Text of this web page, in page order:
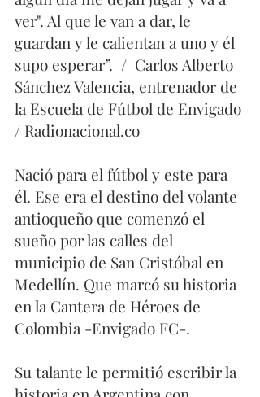
ver". Al que le van a dar, le
guardan y le calientan a uno y él
supo esperar”.  /  Carlos Alberto
Sánchez Valencia, entrenador de
la Escuela de Fútbol de Envigado
/ Radionacional.co
Nació para el fútbol y este para
él. Ese era el destino del volante
antioqueño que comenzó el
sueño por las calles del
municipio de San Cristóbal en
Medellín. Que marcó su historia
en la Cantera de Héroes de
Colombia -Envigado FC-.
Su talante le permitió escribir la